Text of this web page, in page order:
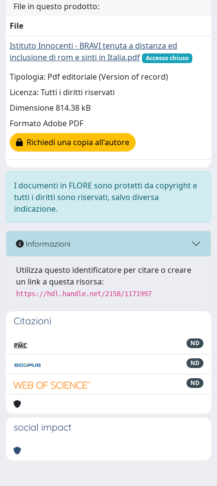
File in questo prodotto:
File
Istituto Innocenti - BRAVI tenuta a distanza ed
inclusione di rom e sinti in Italia.pdf
Accesso chiuso
Tipologia: Pdf editoriale (Version of record)
Licenza: Tutti i diritti riservati
Dimensione 814.38 kB
Formato Adobe PDF
Richiedi una copia all'autore
I documenti in FLORE sono protetti da copyright e
tutti i diritti sono riservati, salvo diversa
indicazione.
Informazioni
Utilizza questo identificatore per citare o creare
un link a questa risorsa:
https://hdl.handle.net/2158/1171997
Citazioni
ND
ND
ND
social impact